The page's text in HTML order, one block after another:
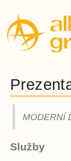
MODERNÍ
Služby